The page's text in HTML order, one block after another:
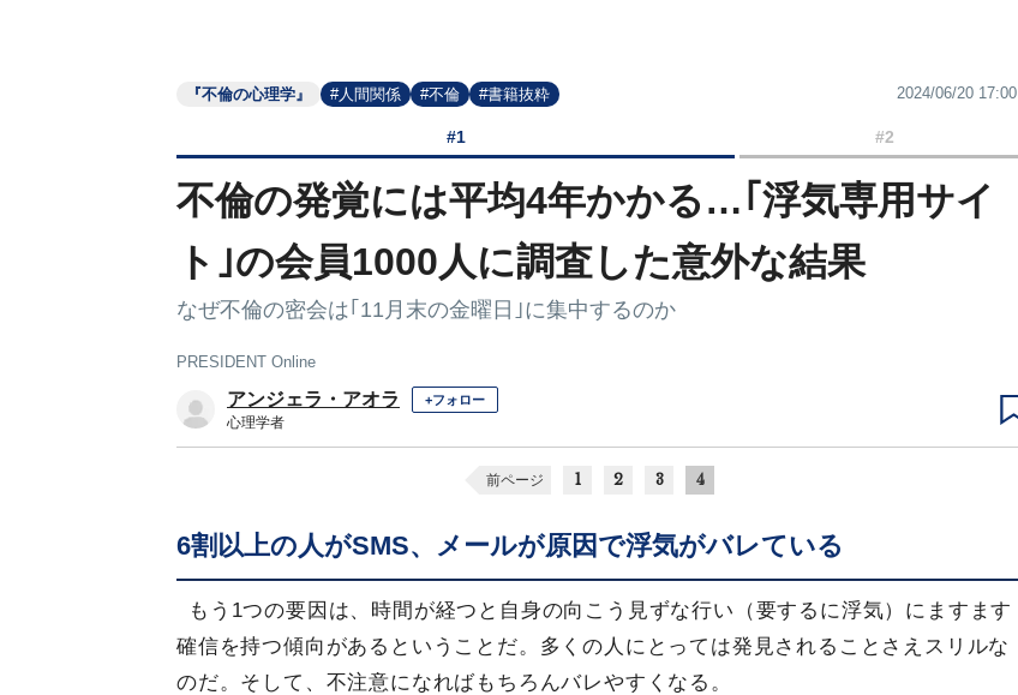
『不倫の心理学』 #人間関係 #不倫 #書籍抜粋 2024/06/20 17:00
#1 #2
不倫の発覚には平均4年かかる…｢浮気専用サイ
ト｣の会員1000人に調査した意外な結果
なぜ不倫の密会は｢11月末の金曜日｣に集中するのか
PRESIDENT Online
アンジェラ・アオラ +フォロー
心理学者
前ページ 1 2 3 4
6割以上の人がSMS、メールが原因で浮気がバレている
もう1つの要因は、時間が経つと自身の向こう見ずな行い（要するに浮気）にますます
確信を持つ傾向があるということだ。多くの人にとっては発見されることさえスリルな
のだ。そして、不注意になればもちろんバレやすくなる。